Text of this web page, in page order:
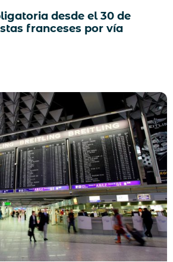
desde el 30 de
franceses por vía